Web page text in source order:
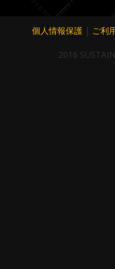
個人情報保護 | ご利
2016